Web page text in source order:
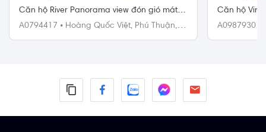
Căn hộ River Panorama view đón gió mát,
nội thất cơ bản.
A0794417 • Hoàng Quốc Việt, Phú Thuận,
Căn hộ
ngủ, không
A0987930•